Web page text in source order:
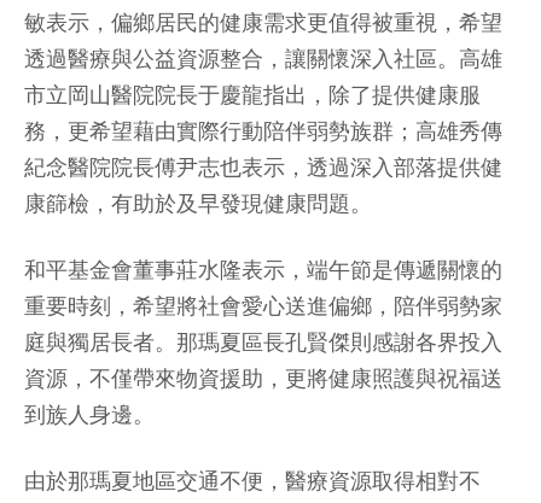
敏表示，偏鄉居民的健康需求更值得被重視，希望
透過醫療與公益資源整合，讓關懷深入社區。高雄
市立岡山醫院院長于慶龍指出，除了提供健康服
務，更希望藉由實際行動陪伴弱勢族群；高雄秀傳
紀念醫院院長傅尹志也表示，透過深入部落提供健
康篩檢，有助於及早發現健康問題。
和平基金會董事莊水隆表示，端午節是傳遞關懷的
重要時刻，希望將社會愛心送進偏鄉，陪伴弱勢家
庭與獨居長者。那瑪夏區長孔賢傑則感謝各界投入
資源，不僅帶來物資援助，更將健康照護與祝福送
到族人身邊。
由於那瑪夏地區交通不便，醫療資源取得相對不